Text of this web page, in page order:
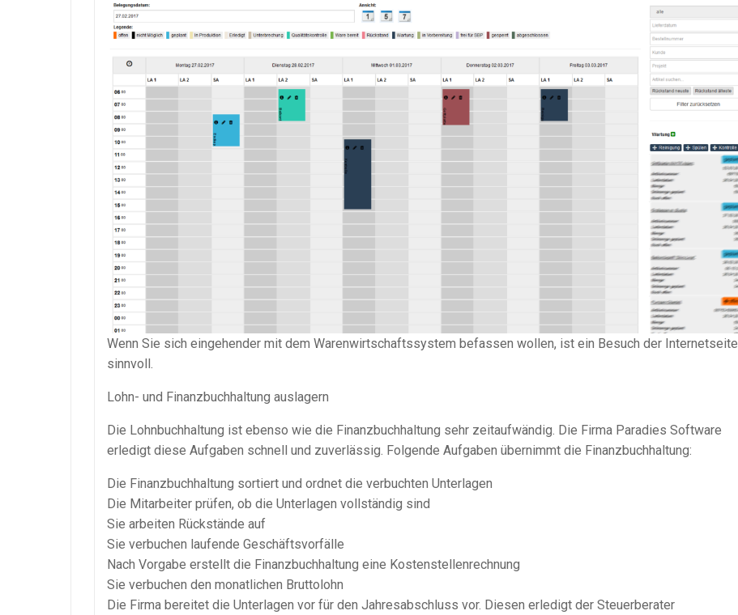
Wenn Sie sich eingehender mit dem Warenwirtschaftssystem befassen wollen, ist ein Besuch der Internetseite
sinnvoll.
Lohn- und Finanzbuchhaltung auslagern
Die Lohnbuchhaltung ist ebenso wie die Finanzbuchhaltung sehr zeitaufwändig. Die Firma Paradies Software
erledigt diese Aufgaben schnell und zuverlässig. Folgende Aufgaben übernimmt die Finanzbuchhaltung:
Die Finanzbuchhaltung sortiert und ordnet die verbuchten Unterlagen
Die Mitarbeiter prüfen, ob die Unterlagen vollständig sind
Sie arbeiten Rückstände auf
Sie verbuchen laufende Geschäftsvorfälle
Nach Vorgabe erstellt die Finanzbuchhaltung eine Kostenstellenrechnung
Sie verbuchen den monatlichen Bruttolohn
Die Firma bereitet die Unterlagen vor für den Jahresabschluss vor. Diesen erledigt der Steuerberater